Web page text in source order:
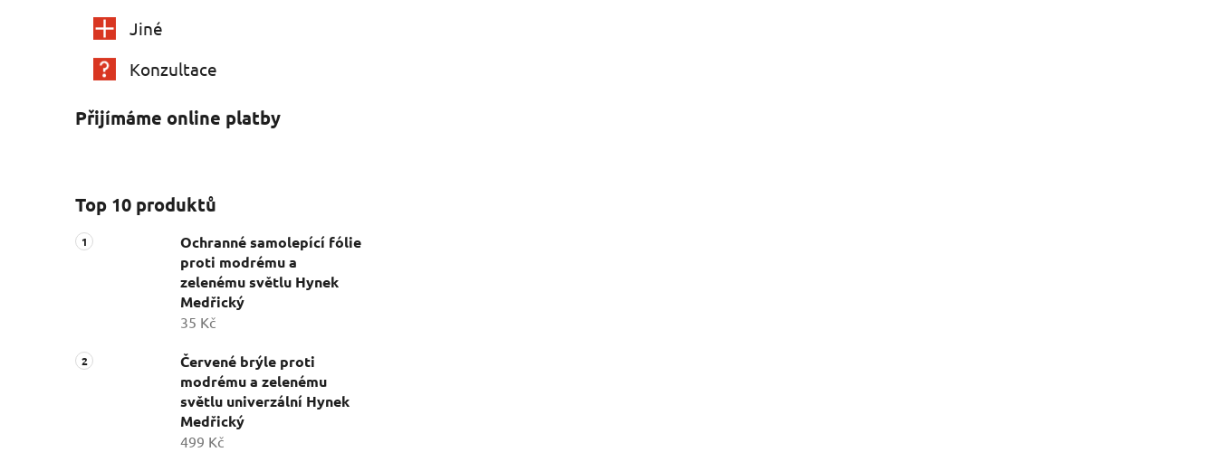
Jiné
Konzultace
Přijímáme online platby
Top 10 produktů
Ochranné samolepící fólie
proti modrému a
zelenému světlu Hynek
Medřický
35 Kč
Červené brýle proti
modrému a zelenému
světlu univerzální Hynek
Medřický
499 Kč